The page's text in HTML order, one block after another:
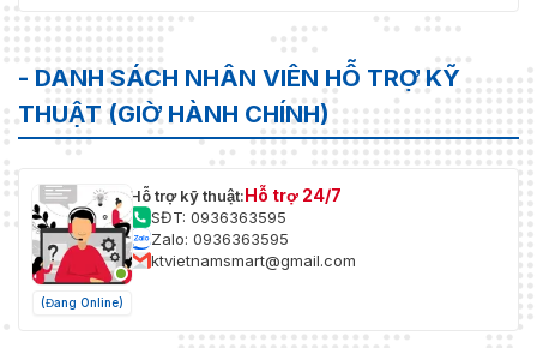
- DANH SÁCH NHÂN VIÊN HỖ TRỢ KỸ
THUẬT (GIỜ HÀNH CHÍNH)
(Đang Online)
Hỗ trợ kỹ thuật:Hỗ trợ 24/7
SĐT: 0936363595
Zalo: 0936363595
ktvietnamsmart@gmail.com